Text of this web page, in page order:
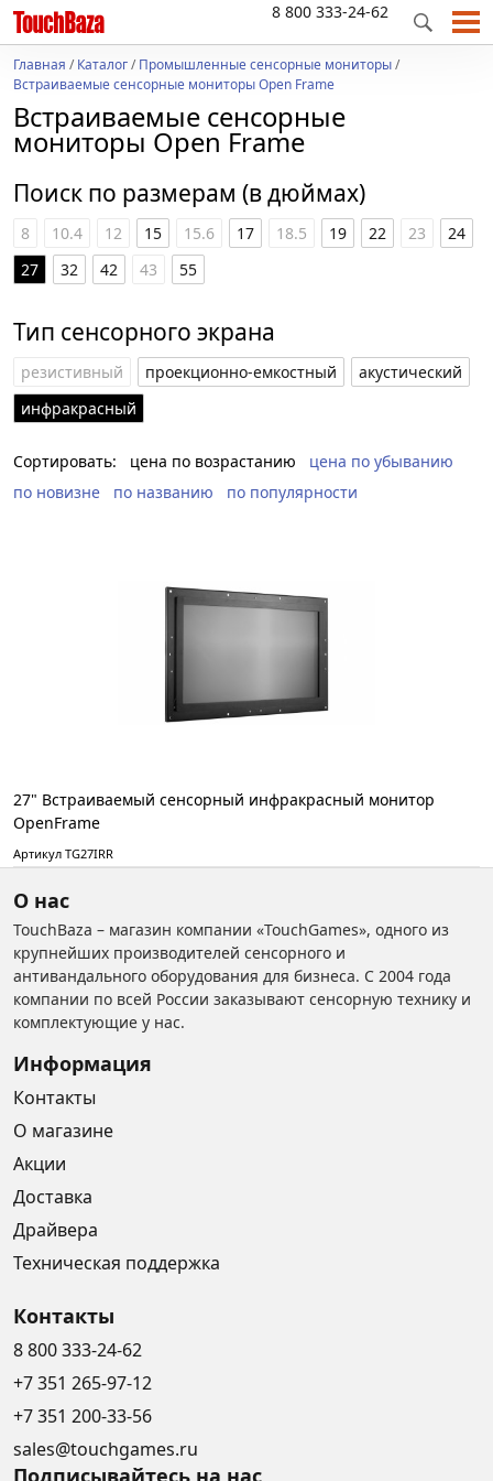
8 800 333-24-62
Главная /Каталог/Промышленные сенсорные мониторы/
Встраиваемые сенсорные мониторы Open Frame
Встраиваемые сенсорные
мониторы Open Frame
Поиск по размерам (в дюймах)
8 10.4 12 15 15.6 17 18.5 19 22 23
24
27
32 42 43 55
Тип сенсорного экрана
резистивный проекционно-емкостный
акустический
инфракрасный
Сортировать: цена по возрастанию
цена по убыванию
по новизне
по названию по популярности
27" Встраиваемый сенсорный инфракрасный монитор
OpenFrame
Артикул TG27IRR
О нас
TouchBaza – магазин компании «TouchGames», одного из
крупнейших производителей сенсорного и
антивандального оборудования для бизнеса. С 2004 года
компании по всей России заказывают сенсорную технику и
комплектующие у нас.
Информация
Контакты
О магазине
Акции
Доставка
Драйвера
Техническая поддержка
Контакты
8 800 333-24-62
+7 351 265-97-12
+7 351 200-33-56
sales@touchgames.ru
Подписывайтесь на нас